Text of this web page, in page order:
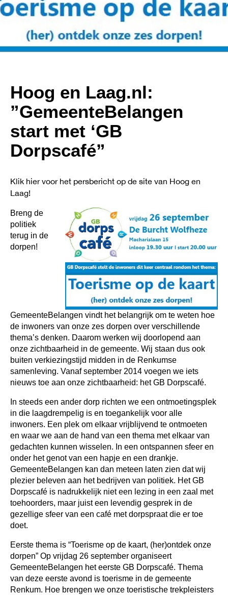
Hoog en Laag.nl:
”GemeenteBelangen
start met ‘GB
Dorpscafé”
Klik hier voor het persbericht op de site van Hoog en
Laag!
Breng de
politiek
terug in de
dorpen!
GemeenteBelangen vindt het belangrijk om te weten hoe
de inwoners van onze zes dorpen over verschillende
thema’s denken. Daarom werken wij doorlopend aan
onze zichtbaarheid in de gemeente. Wij staan dus ook
buiten verkiezingstijd midden in de Renkumse
samenleving. Vanaf september 2014 voegen we iets
nieuws toe aan onze zichtbaarheid: het GB Dorpscafé.
In steeds een ander dorp richten we een ontmoetingsplek
in die laagdrempelig is en toegankelijk voor alle
inwoners. Een plek om elkaar vrijblijvend te ontmoeten
en waar we aan de hand van een thema met elkaar van
gedachten kunnen wisselen. In een ontspannen sfeer en
onder het genot van een hapje en een drankje.
GemeenteBelangen kan dan meteen laten zien dat wij
plezier beleven aan het bedrijven van politiek. Het GB
Dorpscafé is nadrukkelijk niet een lezing in een zaal met
toehoorders, maar juist een levendig gesprek in de
gezellige sfeer van een café metdorpspraat die er toe
doet.
Eerste thema is “Toerisme op de kaart, (her)ontdek onze
dorpen” Op vrijdag 26 september organiseert
GemeenteBelangen het eerste GB Dorpscafé. Thema
van deze eerste avond is toerisme in de gemeente
Renkum. Hoe brengen we onze toeristische trekpleisters